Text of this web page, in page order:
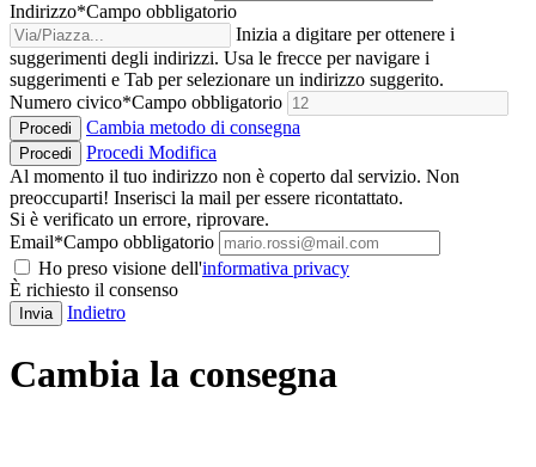
Indirizzo*Campo obbligatorio
Inizia a digitare per ottenere i
suggerimenti degli indirizzi. Usa le frecce per navigare i
suggerimenti e Tab per selezionare un indirizzo suggerito.
Numero civico*Campo obbligatorio
Procedi Cambia metodo di consegna
Procedi Procedi Modifica
Al momento il tuo indirizzo non è coperto dal servizio. Non
preoccuparti! Inserisci la mail per essere ricontattato.
Si è verificato un errore, riprovare.
Email*Campo obbligatorio
Ho preso visione dell'informativa privacy
È richiesto il consenso
Invia Indietro
Cambia la consegna